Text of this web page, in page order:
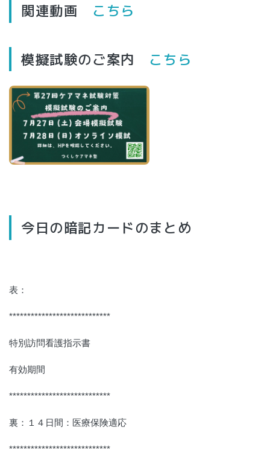
関連動画 こちら
模擬試験のご案内 こちら
今日の暗記カードのまとめ
表：
****************************
特別訪問看護指示書
有効期間
****************************
裏：１４日間：医療保険適応
****************************